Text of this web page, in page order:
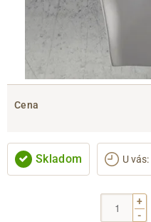
Cena
Skladom U vás:
+
-